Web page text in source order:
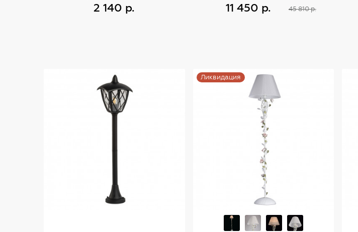
2 140 р. 11 450 р.
45 810 р.
Ликвидация